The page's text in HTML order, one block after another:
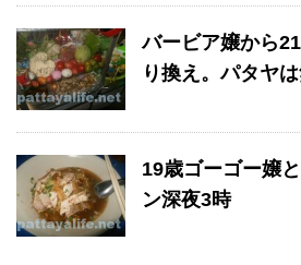
バービア嬢から
り換え。パタヤ
19歳ゴーゴー嬢
ン深夜3時